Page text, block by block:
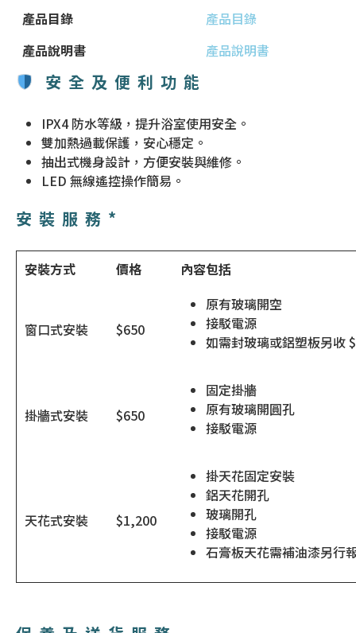
產品目錄
產品目錄
產品說明書
產品說明書
安全及便利功能
IPX4 防水等級，提升浴室使用安全。
雙加熱過載保護，安心穩定。
抽出式機身設計，方便安裝與維修。
LED 無線遙控操作簡易。
安裝服務*
安裝方式 價格 內容包括
窗口式安裝 $650
原有玻璃開空
接駁電源
如需封玻璃或鋁塑板另收
掛牆式安裝 $650
固定掛牆
原有玻璃開圓孔
接駁電源
天花式安裝 $1,200
掛天花固定安裝
鋁天花開孔
玻璃開孔
接駁電源
石膏板天花需補油漆另行